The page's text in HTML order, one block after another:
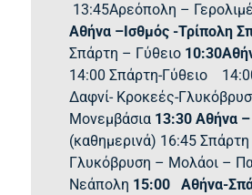
13:45Αρεόπολη –
Αθήνα –Ισθμός -Τρίπολη
Σπάρτη – Γύθειο
14:00 Σπάρτη-Γύθειο
Δαφνί- Κροκεές-
Μονεμβάσια 13:30 Αθήνα
(καθημερινά) 16:45
Γλυκόβρυση – Μολάοι –
Νεάπολη 15:00
Αθήνα-